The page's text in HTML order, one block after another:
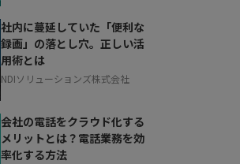
社内に蔓延していた「便利な
録画」の落とし穴。正しい活
用術とは
NDIソリューションズ株式会社
会社の電話をクラウド化する
メリットとは？電話業務を効
率化する方法